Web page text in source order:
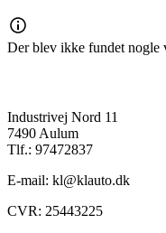
Der blev ikke fundet nogle
Industrivej Nord 11
7490 Aulum
Tlf.: 97472837
E-mail: kl@klauto.dk
CVR: 25443225